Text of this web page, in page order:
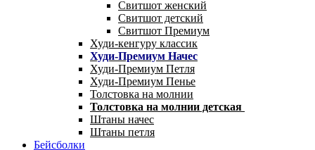
Свитшот женский
Свитшот детский
Свитшот Премиум
Худи-кенгуру классик
Худи-Премиум Начес
Худи-Премиум Петля
Худи-Премиум Пенье
Толстовка на молнии
Толстовка на молнии детская
Штаны начес
Штаны петля
Бейсболки